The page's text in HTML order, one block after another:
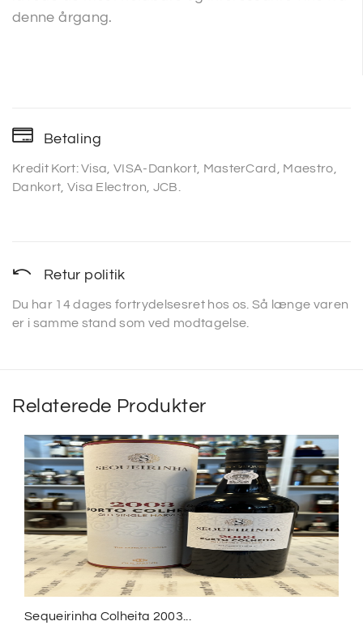
denne årgang.
Betaling
Kredit Kort: Visa, VISA-Dankort, MasterCard, Maestro,
Dankort, Visa Electron, JCB.
Retur politik
Du har 14 dages fortrydelsesret hos os. Så længe varen
er i samme stand som ved modtagelse.
Relaterede Produkter
Sequeirinha Colheita 2003...